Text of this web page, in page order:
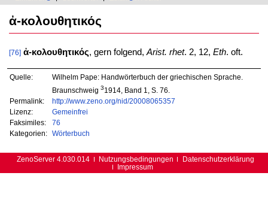
ἀ-κολουθητικός
[76] ἀ-κολουθητικός, gern folgend,Arist. rhet. 2, 12, Eth. oft.
Quelle:
Wilhelm Pape: Handwörterbuch der griechischen Sprache.
Braunschweig 31914, Band 1, S. 76.
Permalink:
http://www.zeno.org/nid/20008065357
Lizenz:
Gemeinfrei
Faksimiles:
76
Kategorien:
Wörterbuch
ZenoServer 4.030.014 Nutzungsbedingungen
Datenschutzerklärung
Impressum